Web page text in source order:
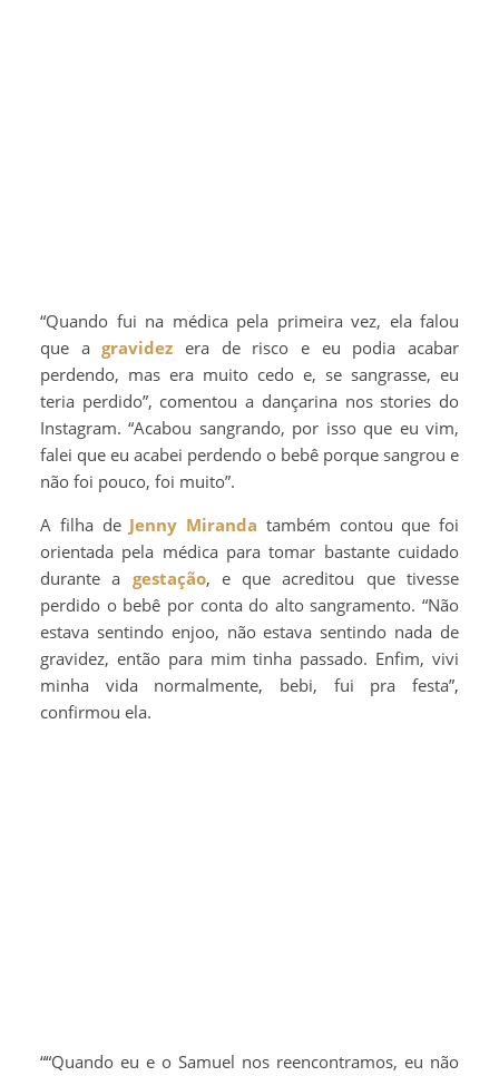
“Quando fui na médica pela primeira vez, ela falou
que agravidez era de risco e eu podia acabar
perdendo, mas era muito cedo e, se sangrasse, eu
teria perdido”, comentou a dançarina nos stories do
Instagram. “Acabou sangrando, por isso que eu vim,
falei que eu acabei perdendo o bebê porque sangrou e
não foi pouco, foi muito”.
A filha de Jenny Miranda também contou que foi
orientada pela médica para tomar bastante cuidado
durante a gestação, e que acreditou que tivesse
perdido o bebê por conta do alto sangramento. “Não
estava sentindo enjoo, não estava sentindo nada de
gravidez, então para mim tinha passado. Enfim, vivi
minha vida normalmente, bebi, fui pra festa”,
confirmou ela.
““Quando eu e o Samuel nos reencontramos, eu não